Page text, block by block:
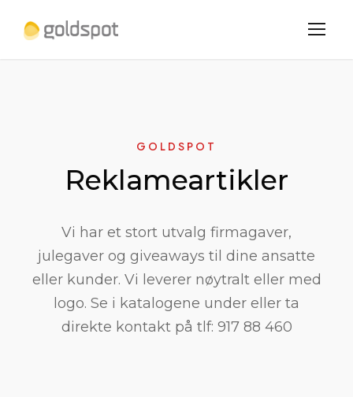
GOLDSPOT
Reklameartikler
Vi har et stort utvalg firmagaver,
julegaver og giveaways til dine ansatte
eller kunder. Vi leverer nøytralt eller med
logo. Se i katalogene under eller ta
direkte kontakt på tlf: 917 88 460